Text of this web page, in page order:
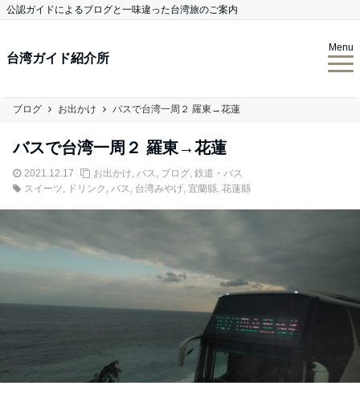
公認ガイドによるブログと一味違った台湾旅のご案内
台湾ガイド紹介所
Menu
ブログ お出かけ バスで台湾一周２ 羅東→花蓮
バスで台湾一周２ 羅東→花蓮
2021.12.17 お出かけ, バス, ブログ, 鉄道・バス
スイーツ, ドリンク , バス, 台湾みやげ, 宜蘭縣, 花蓮縣